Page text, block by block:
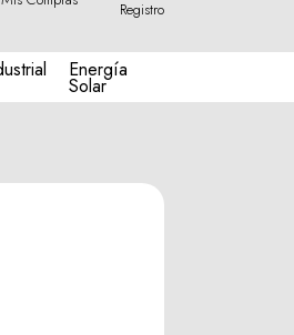
Registro
Energía
Solar